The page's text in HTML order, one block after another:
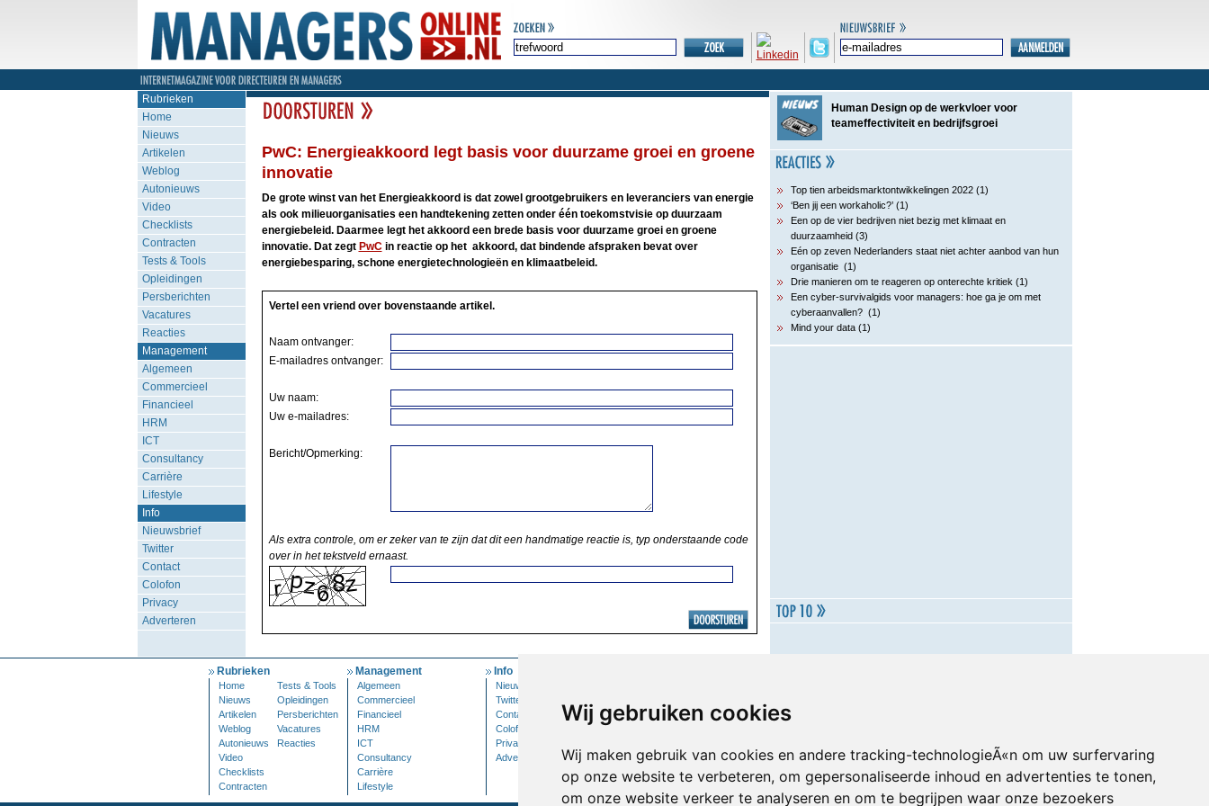
Wij gebruiken cookies
Wij maken gebruik van cookies en andere tracking-technologieÃ«n om uw surfervaring
op onze website te verbeteren, om gepersonaliseerde inhoud en advertenties te tonen,
om onze website verkeer te analyseren en om te begrijpen waar onze bezoekers
Rubrieken
Home
Nieuws
Artikelen
Weblog
Autonieuws
Video
Checklists
Contracten
Tests & Tools
Opleidingen
Persberichten
Vacatures
Reacties
Management
Algemeen
Commercieel
Financieel
HRM
ICT
Consultancy
Carrière
Lifestyle
Info
Nieuwsbrief
Twitter
Contact
Colofon
Privacy
Adverteren
PwC: Energieakkoord legt basis voor duurzame groei en groene
innovatie
De grote winst van het Energieakkoord is dat zowel grootgebruikers en leveranciers van energie
als ook milieuorganisaties een handtekening zetten onder één toekomstvisie op duurzaam
energiebeleid. Daarmee legt het akkoord een brede basis voor duurzame groei en groene
innovatie. Dat zegt PwCin reactie op het akkoord, dat bindende afspraken bevat over
energiebesparing, schone energietechnologieën en klimaatbeleid.
Vertel een vriend over bovenstaande artikel.
Naam ontvanger:
E-mailadres ontvanger:
Uw naam:
Uw e-mailadres:
Bericht/Opmerking:
Als extra controle, om er zeker van te zijn dat dit een handmatige reactie is, typ onderstaande code
over in het tekstveld ernaast.
Human Design op de werkvloer voor
teameffectiviteit en bedrijfsgroei
Top tien arbeidsmarktontwikkelingen 2022 (1)
‘Ben jij een workaholic?’ (1)
Een op de vier bedrijven niet bezig met klimaat en
duurzaamheid (3)
Eén op zeven Nederlanders staat niet achter aanbod van hun
organisatie (1)
Drie manieren om te reageren op onterechte kritiek (1)
Een cyber-survivalgids voor managers: hoe ga je om met
cyberaanvallen? (1)
Mind your data (1)
Rubrieken
Home
Tests & Tools
Nieuws
Opleidingen
Artikelen
Persberichten
Weblog
Vacatures
Autonieuws
Reacties
Video
Checklists
Contracten
Management
Algemeen
Commercieel
Financieel
HRM
ICT
Consultancy
Carrière
Lifestyle
Info
Nieuwsbrief
Twitter
Contact
Colofon
Privacy
Adverteren